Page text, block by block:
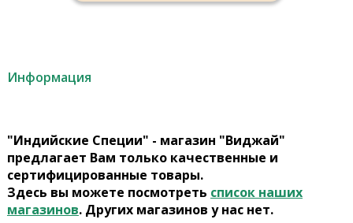
Информация
"Индийские Специи" - магазин "Виджай"
предлагает Вам только качественные и
сертифицированные товары.
Здесь вы можете посмотреть список наших
магазинов. Других магазинов у нас нет.